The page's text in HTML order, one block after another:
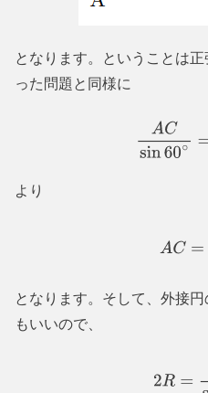
となります。ということは
った問題と同様に
Csin
より
A
となります。そして、外接
もいいので、
2R